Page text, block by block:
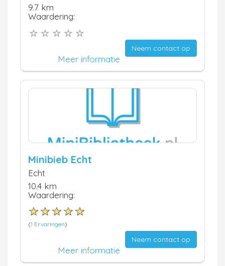
9.7 km
Waardering:
Neem contact op
Meer informatie
Minibieb Echt
Echt
10.4 km
Waardering:
(1 Ervaringen)
Neem contact op
Meer informatie